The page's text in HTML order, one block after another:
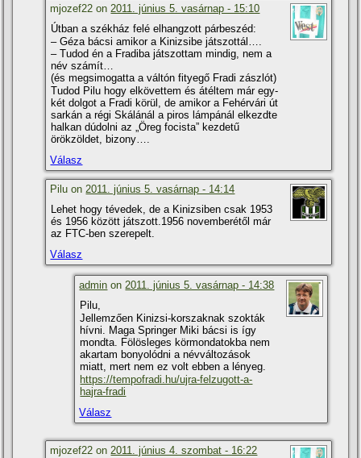
mjozef22 on2011. június 5. vasárnap - 15:10
Útban a székház felé elhangzott párbeszéd:
– Géza bácsi amikor a Kinizsibe játszottál….
– Tudod én a Fradiba játszottam mindig, nem a
név számí­t…
(és megsimogatta a váltón fityegő Fradi zászlót)
Tudod Pilu hogy elkövettem és átéltem már egy-
két dolgot a Fradi körül, de amikor a Fehérvári út
sarkán a régi Skálánál a piros lámpánál elkezdte
halkan dúdolni az „Öreg focista” kezdetű
örökzöldet, bizony….
Válasz
Pilu on2011. június 5. vasárnap - 14:14
Lehet hogy tévedek, de a Kinizsiben csak 1953
és 1956 között játszott.1956 novemberétől már
az FTC-ben szerepelt.
Válasz
admin on 2011. június 5. vasárnap - 14:38
Pilu,
Jellemzően Kinizsi-korszaknak szokták
hí­vni. Maga Springer Miki bácsi is í­gy
mondta. Fölösleges körmondatokba nem
akartam bonyolódni a névváltozások
miatt, mert nem ez volt ebben a lényeg.
https://tempofradi.hu/ujra-felzugott-a-
hajra-fradi
Válasz
mjozef22 on2011. június 4. szombat - 16:22